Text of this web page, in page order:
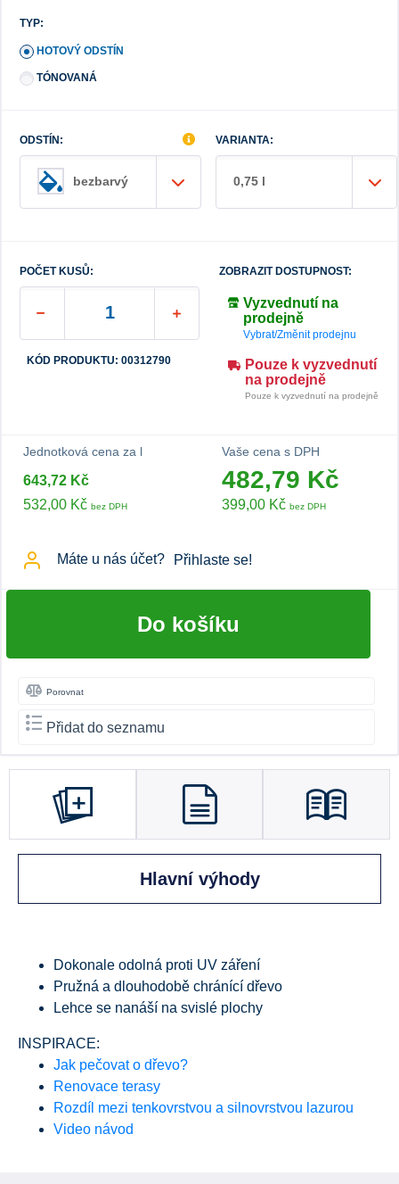
TYP:
HOTOVÝ ODSTÍN
TÓNOVANÁ
ODSTÍN:
bezbarvý
VARIANTA:
0,75 l
POČET KUSŮ:
KÓD PRODUKTU: 00312790
ZOBRAZIT DOSTUPNOST:
Vyzvednutí na
prodejně
Vybrat/Změnit prodejnu
Pouze k vyzvednutí
na prodejně
Pouze k vyzvednutí na prodejně
Jednotková cena za l
643,72 Kč
532,00 Kč bez DPH
Vaše cena s DPH
482,79 Kč
399,00 Kč bez DPH
Máte u nás účet? Přihlaste se!
Do košíku
Porovnat
Přidat do seznamu
Hlavní výhody
Dokonale odolná proti UV záření
Pružná a dlouhodobě chránící dřevo
Lehce se nanáší na svislé plochy
INSPIRACE:
Jak pečovat o dřevo?
Renovace terasy
Rozdíl mezi tenkovrstvou a silnovrstvou lazurou
Video návod